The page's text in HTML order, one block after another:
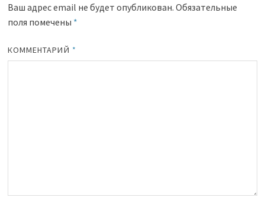
Ваш адрес email не будет опубликован. Обязательные
поля помечены *
КОММЕНТАРИЙ *